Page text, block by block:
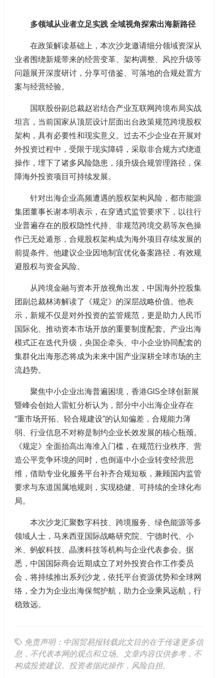
多领域从业者立足实践 全域视角探索出海新路径
在政策解读基础上，本次沙龙邀请细分领域资深从
业者围绕新规带来的经营变革、架构调整、风控升级等
问题展开深度研讨，分享可借鉴、可落地的合规处置方
案与经营经验。
国联股份副总裁赵岩结合产业互联网跨境布局实战
坦言，当前国家从顶层设计层面出台政策规范跨境股权
架构，具有必要性和现实意义。过去不少企业在开展对
外投资过程中，受限于现实障碍，采取非合规方式绕道
操作，埋下了诸多风险隐患，须升级合规管理路径，保
障海外投资项目可持续发展。
针对出海企业高频遭遇的股权架构风险，都市能源
集团董事长谢本明表示，在穿透式监管要求下，以往行
业普遍存在的股权隐性代持、非规范跨境交易等灰色操
作已无处遁形，合规股权架构成为海外项目存续发展的
前提条件。他建议企业因地制宜优化备案路径，有效规
避股权与资金风险。
从跨境金融与资本开放视角出发，中国海外控股集
团副总裁林涛解读了《规定》的深层战略价值。他表
示，新规不仅是对外投资的监管规范，更是助力人民币
国际化、推动资本市场开放的重要制度配套。产业出海
模式正在迭代升级，央国企牵头、中小企业协同配套的
集群化出海形态将成为未来中国产业深耕全球市场的主
流趋势。
聚焦中小企业出海普遍困境，香港GIS全球创新展
暨峰会创始人雷虹分析认为，部分中小出海企业存在
“重市场开拓、轻合规建设”的认知偏差，合规能力薄
弱、行业信息不对称是制约企业长效发展的核心瓶颈。
《规定》全面抬高出海准入门槛，在规范行业秩序、营
造公平竞争环境的同时，也倒逼中小企业转变经营思
维，借助专业化服务平台补齐合规短板，兼顾国内监管
要求与东道国属地规则，实现稳健、可持续的全球化布
局。
本次沙龙汇聚数字科技、跨境服务、绿色能源等多
领域人士，马来西亚国际战略研究院、宁德时代、小
米、蚂蚁科技、晶澳科技等机构与企业代表参会。据
悉，中国国际商会近期成立了对外投资合作工作委员
会，将持续推出系列沙龙，依托平台资源优势和全球网
络，全力为企业出海保驾护航，助力企业乘风远航，行
稳致远。
免责声明：中国贸易报转载此文目的在于传递更多信
息，不代表本网的观点和立场。文章内容仅供参考，不
构成投资建议。投资者据此操作，风险自担。